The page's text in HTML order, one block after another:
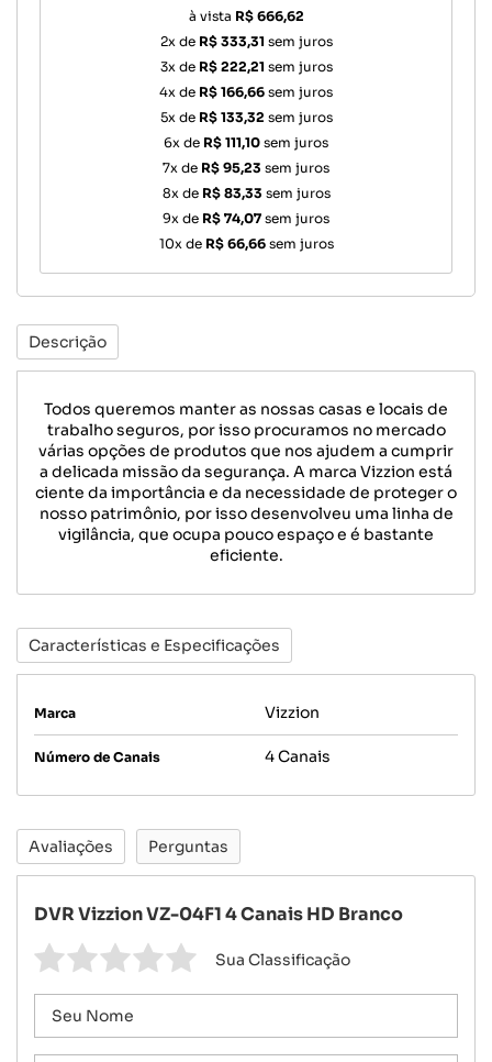
à vista R$ 666,62
2x de R$ 333,31 sem juros
3x de R$ 222,21 sem juros
4x de R$ 166,66 sem juros
5x de R$ 133,32 sem juros
6x de R$ 111,10 sem juros
7x de R$ 95,23 sem juros
8x de R$ 83,33 sem juros
9x de R$ 74,07 sem juros
10x de R$ 66,66sem juros
Descrição
Todos queremos manter as nossas casas e locais de
trabalho seguros, por isso procuramos no mercado
várias opções de produtos que nos ajudem a cumprir
a delicada missão da segurança. A marca Vizzion está
ciente da importância e da necessidade de proteger o
nosso patrimônio, por isso desenvolveu uma linha de
vigilância, que ocupa pouco espaço e é bastante
eficiente.
Características e Especificações
Marca Vizzion
Número de Canais 4 Canais
Avaliações Perguntas
DVR Vizzion VZ-04F1 4 Canais HD Branco
Sua Classificação